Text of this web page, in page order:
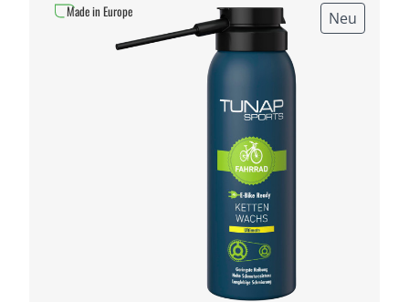
Neu
Made in Europe